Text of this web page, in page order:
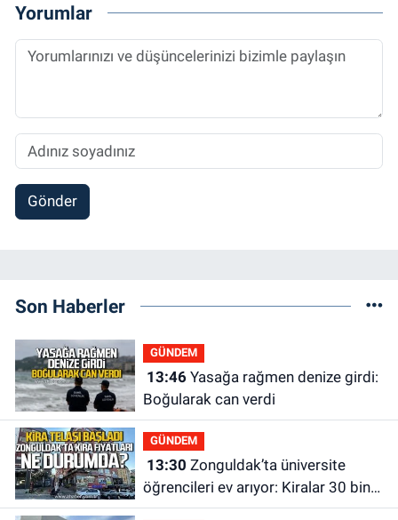
Yorumlar
Gönder
Son Haberler
GÜNDEM
13:46Yasağa rağmen denize girdi:
Boğularak can verdi
GÜNDEM
13:30
öğrencileri ev arıyor: Kiralar 30 bin
liraya kadar çıkıyor